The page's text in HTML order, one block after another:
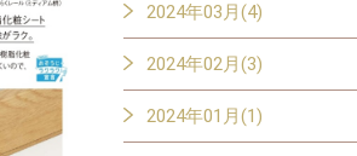
2024年03月(4)
2024年02月(3)
2024年01月(1)